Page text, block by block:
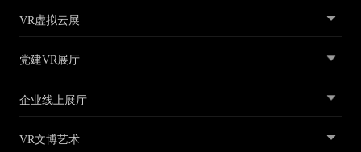
VR虚拟云展
党建VR展厅
企业线上展厅
VR文博艺术